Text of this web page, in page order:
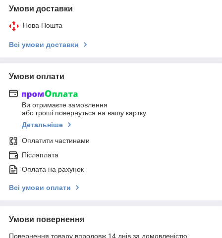
Умови доставки
Нова Пошта
Всі умови доставки
Умови оплати
Ви отримаєте замовлення
або гроші повернуться на вашу картку
Детальніше
Оплатити частинами
Післяплата
Оплата на рахунок
Всі умови оплати
Умови повернення
Повернення товару впродовж 14 днів за домовленістю